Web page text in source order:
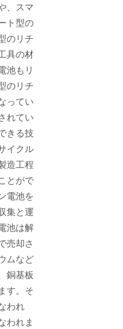
、スマ
ト型の
のリチ
具の材
池もリ
のリチ
ってい
れてい
きる技
イクル
造工程
とがで
電池を
集と運
池は解
売却さ
ムなど
銅基板
す。そ
われ
われま